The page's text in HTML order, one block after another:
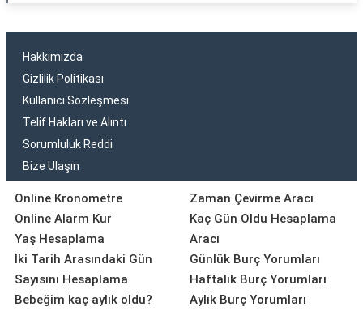
Hakkımızda
Gizlilik Politikası
Kullanıcı Sözleşmesi
Telif Hakları ve Alıntı
Sorumluluk Reddi
Bize Ulaşın
Online Kronometre
Online Alarm Kur
Yaş Hesaplama
İki Tarih Arasındaki Gün
Sayısını Hesaplama
Bebeğim kaç aylık oldu?
Zaman Çevirme Aracı
Kaç Gün Oldu Hesaplama
Aracı
Günlük Burç Yorumları
Haftalık Burç Yorumları
Aylık Burç Yorumları